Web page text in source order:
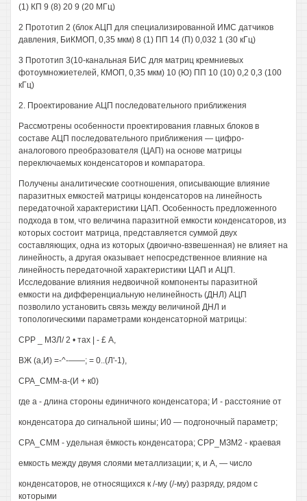
(1) КП 9 (8) 20 9 (20 МГц)
2 Прототип 2 (блок АЦП для специализированной ИМС датчиков
давления, БиКМОП, 0,35 мкм) 8 (1) ПП 14 (П) 0,032 1 (30 кГц)
3 Прототип 3(10-канальная БИС для матриц кремниевых
фотоумножиетелей, КМОП, 0,35 мкм) 10 (Ю) ПП 10 (10) 0,2 0,3 (100
кГц)
2. Проектирование АЦП последовательного приближения
Рассмотрены особенности проектирования главных блоков в
составе АЦП последовательного приближения — цифро-
аналогового преобразователя (ЦАП) на основе матрицы
переключаемых конденсаторов и компаратора.
Получены аналитические соотношения, описывающие влияние
паразитных емкостей матрицы конденсаторов на линейность
передаточной характеристики ЦАП. Особенность предложенного
подхода в том, что величина паразитной емкости конденсаторов, из
которых состоит матрица, представляется суммой двух
составляющих, одна из которых (двоично-взвешенная) не влияет на
линейность, а другая оказывает непосредственное влияние на
линейность передаточной характеристики ЦАП и АЦП.
Исследование влияния недвоичной компоненты паразитной
емкости на дифференциальную нелинейность (ДНЛ) АЦП
позволило установить связь между величиной ДНЛ и
топологическими параметрами конденсаторной матрицы:
СРР _ МЗЛ/ 2 • тах | - £ А,
ВЖ (а,И) =-^-——; = 0..(Л'-1),
СРА_СММ-а-(И + к0)
где а - длина стороны единичного конденсатора; И - расстояние от
конденсатора до сигнальной шины; И0 — подгоночный параметр;
СРА_СММ - удельная ёмкость конденсатора; СРР_МЗМ2 - краевая
емкость между двумя слоями металлизации; к, и А, — число
конденсаторов, не относящихся к /-му (/-му) разряду, рядом с
которыми